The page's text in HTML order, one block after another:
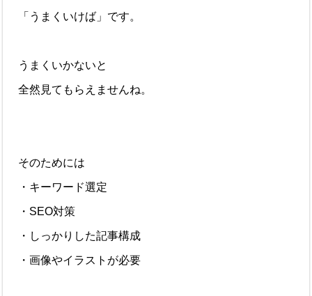
「うまくいけば」です。
うまくいかないと
全然見てもらえませんね。
そのためには
・キーワード選定
・SEO対策
・しっかりした記事構成
・画像やイラストが必要